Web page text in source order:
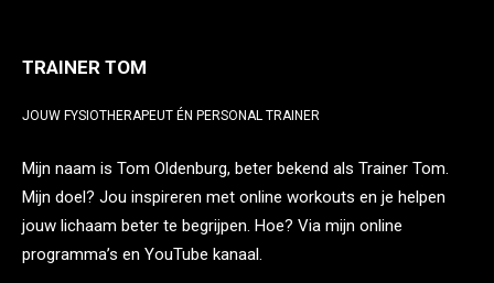
TRAINER TOM
JOUW FYSIOTHERAPEUT ÉN PERSONAL TRAINER
Mijn naam is Tom Oldenburg, beter bekend als Trainer Tom.
Mijn doel? Jou inspireren met online workouts en je helpen
jouw lichaam beter te begrijpen. Hoe? Via mijn online
programma’s en YouTube kanaal.